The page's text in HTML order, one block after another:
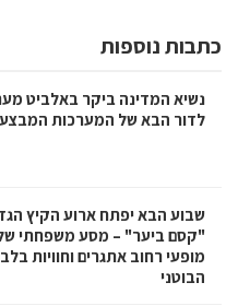
כתבות נוספות
נשיא המדינה ביקר באלביט
לדור הבא של המערכות
שבוע הבא יפתח ארוע הקיץ
"קסם ביער" – מסע משפחתי
מופעי רחוב אתגרים וחוויות
הבוטני